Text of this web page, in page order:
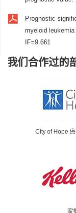
Prognostic
myeloid
IF=9.661
我们合作过的
City of Hope